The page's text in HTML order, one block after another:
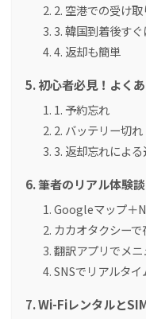
2. 空港での受け取
3. 韓国到着後す
4. 返却も簡単
初心者必見！よく
1. 予約忘れ
2. バッテリー切れ
3. 返却忘れによ
筆者のリアル体験
Googleマップ＋
カカオタクシー
翻訳アプリでメ
SNSでリアルタ
Wi-Fiレンタルと